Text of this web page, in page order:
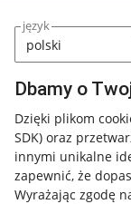
język
Dbamy o
Dzięki plikom
SDK) oraz
innymi unikalne
zapewnić, że
Wyrażając zgodę